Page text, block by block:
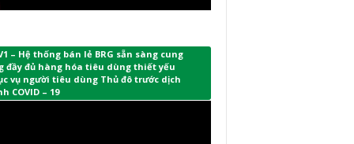
– Hệ thống bán lẻ BRG sẵn sàng cung
đầy đủ hàng hóa tiêu dùng thiết yếu
vụ người tiêu dùng Thủ đô trước dịch
COVID – 19